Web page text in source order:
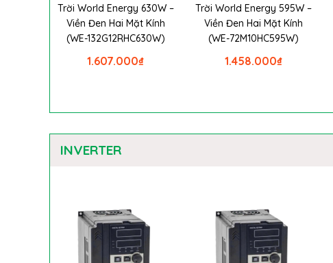
Trời World Energy 630W –
Viền Đen Hai Mặt Kính
(WE-132G12RHC630W)
₫
1.607.000
Trời World Energy 595W –
Viền Đen Hai Mặt Kính
(WE-72M10HC595W)
₫
1.458.000
INVERTER